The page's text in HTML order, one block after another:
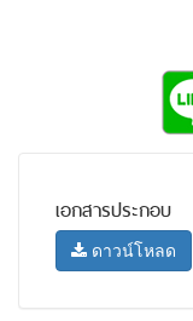
เอกสารประกอบ
ดาวน์โหลด